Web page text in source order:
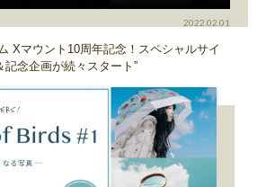
2022.02.01
Xマウント10周年記念！スペシャルサイ
記念企画が続々スタート”